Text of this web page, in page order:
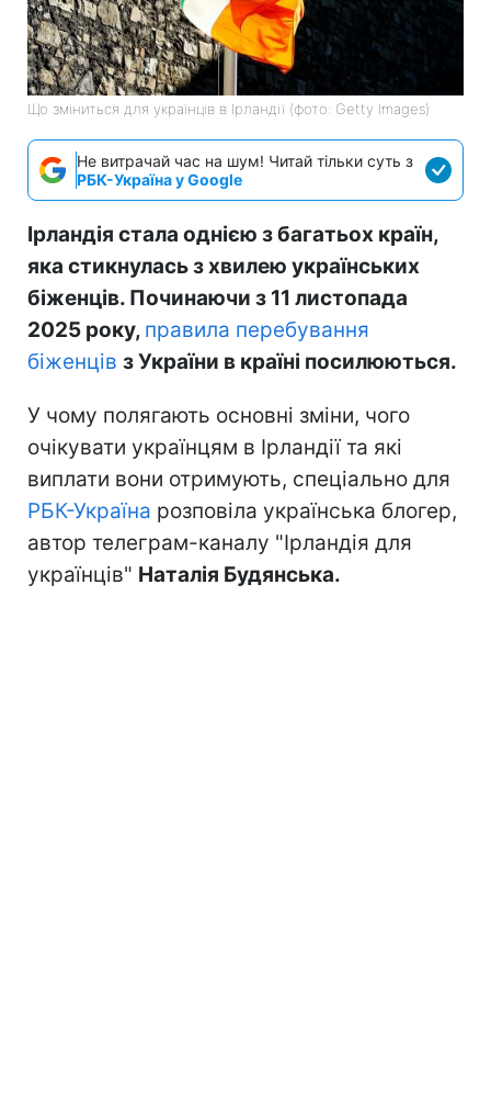
Що зміниться для українців в Ірландії (фото: Getty Images)
Не витрачай час на шум! Читай тільки суть з
РБК-Україна у Google
Ірландія стала однією з багатьох країн,
яка стикнулась з хвилею українських
біженців. Починаючи з 11 листопада
2025 року, правила перебування
біженців з України в країні посилюються.
У чому полягають основні зміни, чого
очікувати українцям в Ірландії та які
виплати вони отримують, спеціально для
РБК-Україна розповіла українська блогер,
автор телеграм-каналу "Ірландія для
українців" Наталія Будянська.